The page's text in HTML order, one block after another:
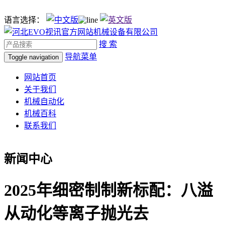
语言选择：
搜 索
Toggle navigation 导航菜单
网站首页
关于我们
机械自动化
机械百科
联系我们
新闻中心
2025年细密制制新标配：八溢
从动化等离子抛光去